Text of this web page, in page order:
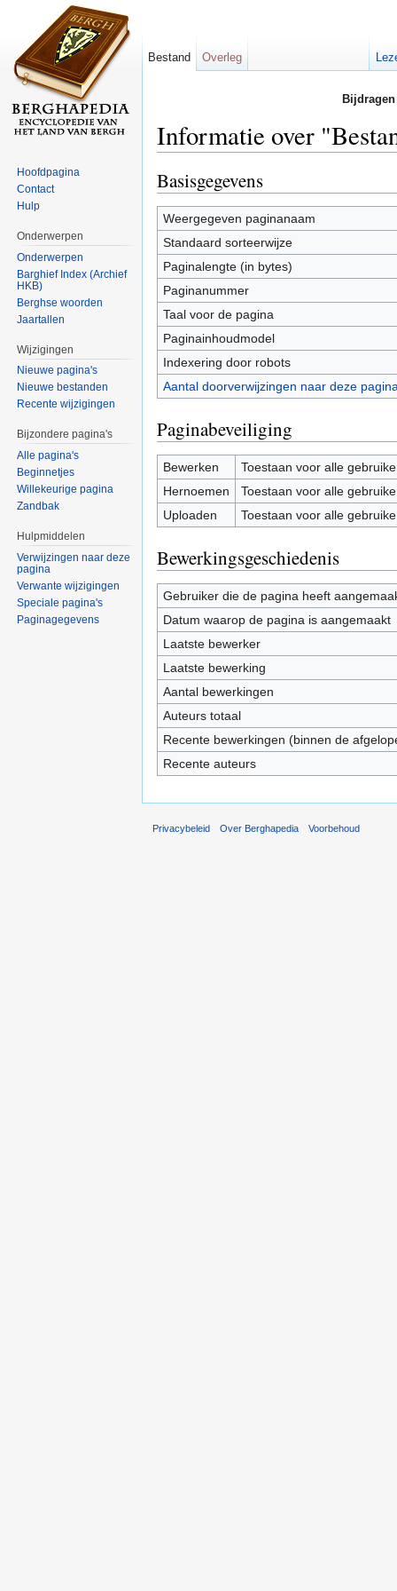
Informatie over
Basisgegevens
Weergegeven paginanaam
Standaard sorteerwijze
Paginalengte (in bytes)
Paginanummer
Taal voor de pagina
Paginainhoudmodel
Indexering door robots
Aantal doorverwijzingen naar deze
Paginabeveiliging
Bewerken
Toestaan voor alle
Hernoemen
Toestaan voor alle
Uploaden
Toestaan voor alle
Bewerkingsgeschiedenis
Gebruiker die de pagina heeft
Datum waarop de pagina is aangemaakt
Laatste bewerker
Laatste bewerking
Aantal bewerkingen
Auteurs totaal
Recente bewerkingen (binnen de
Recente auteurs
Bestand Overleg
Hoofdpagina
Contact
Hulp
Onderwerpen
Onderwerpen
Barghief Index (Archief
HKB)
Berghse woorden
Jaartallen
Wijzigingen
Nieuwe pagina's
Nieuwe bestanden
Recente wijzigingen
Bijzondere pagina's
Alle pagina's
Beginnetjes
Willekeurige pagina
Zandbak
Hulpmiddelen
Verwijzingen naar deze
pagina
Verwante wijzigingen
Speciale pagina's
Paginagegevens
Privacybeleid Over Berghapedia Voorbehoud